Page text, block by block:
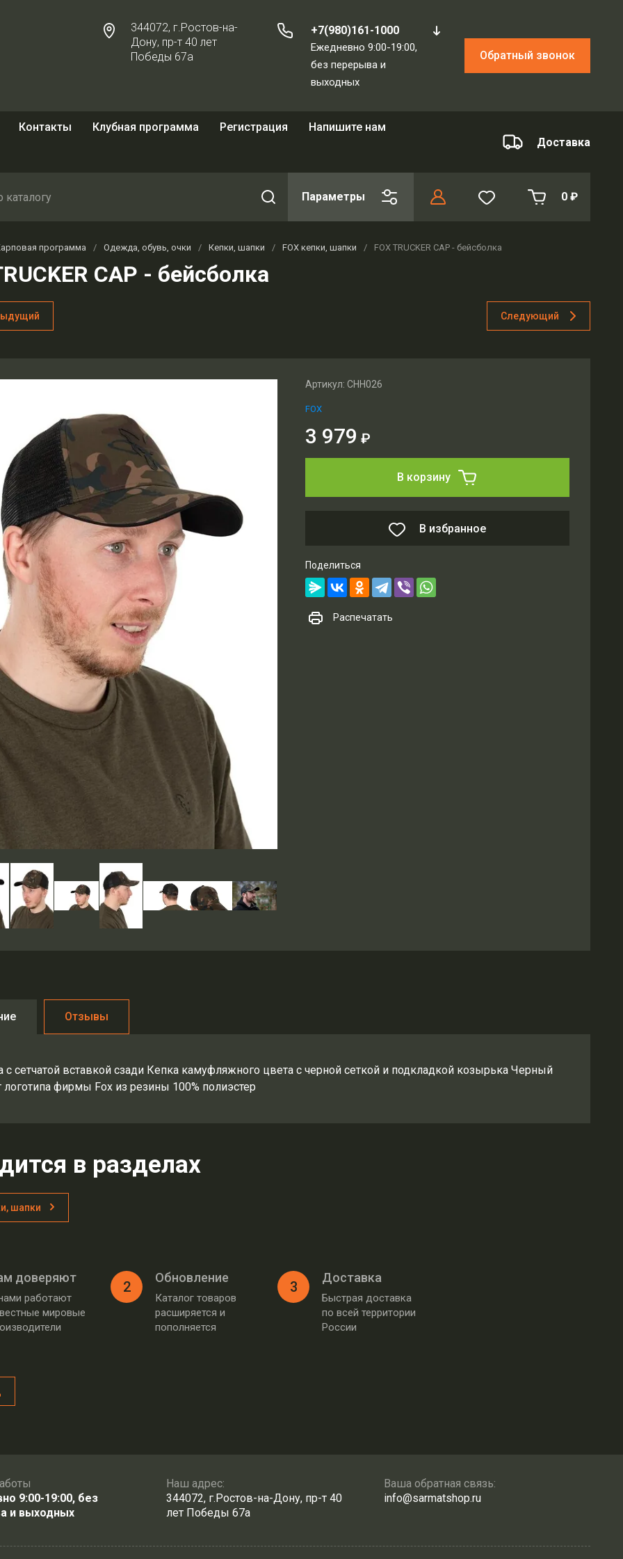
344072, г.Ростов-на-
Дону, пр-т 40 лет
Победы 67а
+7(980)161-1000
Ежедневно 9:00-19:00,
без перерыва и
выходных
Обратный звонок
Контакты Клубная программа Регистрация
Напишите нам
Доставка
Параметры 0 ₽
программа / Одежда, обувь, очки / Кепки, шапки / FOX кепки, шапки / FOX TRUCKER CAP - бейсболка
CAP - бейсболка
Следующий
Артикул: CHH026
FOX
3 979 ₽
В корзину
В избранное
Поделиться
Распечатать
Отзывы
с сетчатой вставкой сзади Кепка камуфляжного цвета с черной сеткой и подкладкой козырька Черный
логотипа фирмы Fox из резины 100% полиэстер
в разделах
шапки
доверяют
работают
мировые
2
Обновление
Каталог товаров
расширяется и
пополняется
3
Доставка
Быстрая доставка
по всей территории
России
9:00-19:00, без
и выходных
Наш адрес:
344072, г.Ростов-на-Дону, пр-т 40
лет Победы 67а
Ваша обратная связь:
info@sarmatshop.ru